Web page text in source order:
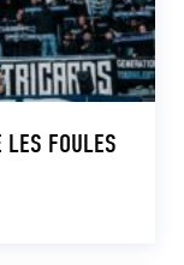
FOULES